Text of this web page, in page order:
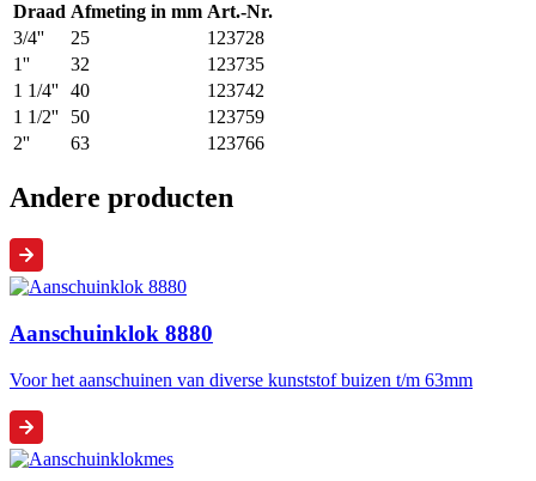
Draad Afmeting in mm Art.-Nr.
3/4''
25
123728
1''
32
123735
1 1/4'' 40
123742
1 1/2''
50
123759
2''
63 123766
Andere producten
Aanschuinklok 8880
Voor het aanschuinen van diverse kunststof buizen t/m 63mm